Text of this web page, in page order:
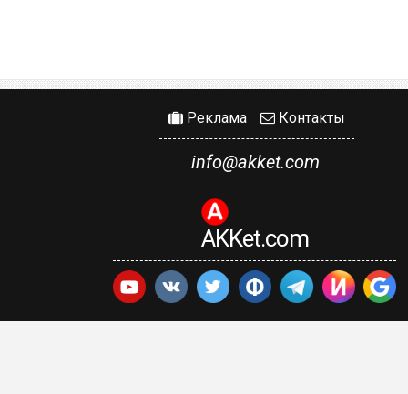
Реклама Контакты
info@akket.com
AKKet.com